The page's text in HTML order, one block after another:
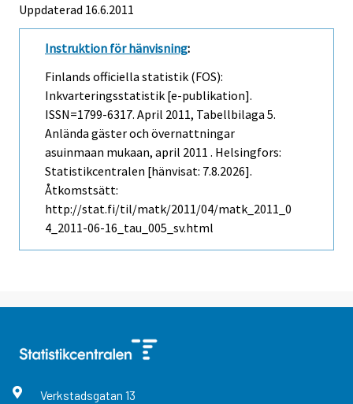
Uppdaterad 16.6.2011
Instruktion för hänvisning:
Finlands officiella statistik (FOS):
Inkvarteringsstatistik [e-publikation].
ISSN=1799-6317. April 2011, Tabellbilaga 5.
Anlända gäster och övernattningar
asuinmaan mukaan, april 2011 . Helsingfors:
Statistikcentralen [hänvisat: 7.8.2026].
Åtkomstsätt:
http://stat.fi/til/matk/2011/04/matk_2011_0
4_2011-06-16_tau_005_sv.html
Verkstadsgatan 13